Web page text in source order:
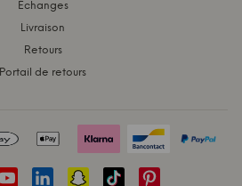
Échanges
Livraison
Retours
Portail de retours